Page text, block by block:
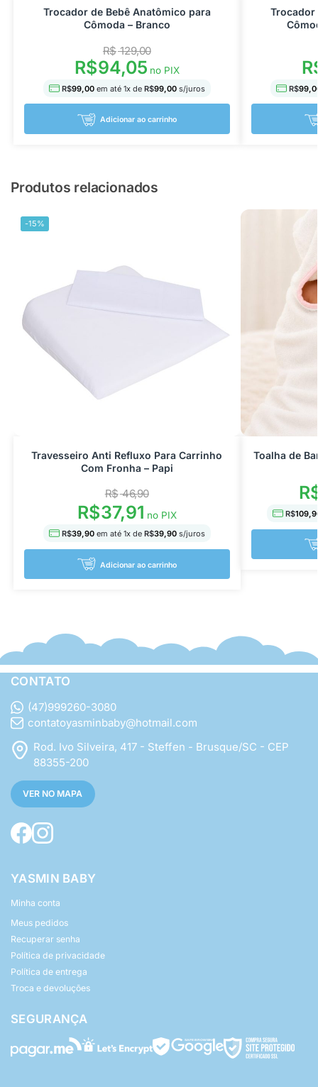
Trocador de Bebê Anatômico para
Cômoda – Branco
R$129,00
R$94,05no PIX
R$99,00 em até 1x de R$99,00s/juros
Adicionar ao carrinho
Trocador
R$
Produtos relacionados
-15%
Travesseiro Anti Refluxo Para Carrinho
Com Fronha – Papi
R$46,90
R$37,91 no PIX
R$39,90 em até 1x de R$39,90s/juros
Adicionar ao carrinho
Toalha de
R$
CONTATO
(47)999260-3080
contatoyasminbaby@hotmail.com
Rod. Ivo Silveira, 417 - Steffen - Brusque/SC - CEP
88355-200
VER NO MAPA
YASMIN BABY
Minha conta
Meus pedidos
Recuperar senha
Política de privacidade
Política de entrega
Troca e devoluções
SEGURANÇA